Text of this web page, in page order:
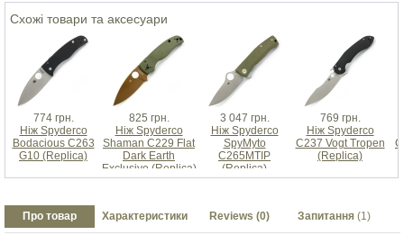
Схожі товари та аксесуари
774 грн.
Ніж Spyderco
Bodacious C263
G10 (Replica)
825 грн.
Ніж Spyderco
Shaman C229 Flat
Dark Earth
Exclusive (Replica)
3 047 грн.
Ніж Spyderco
SpyMyto
C265MTIP
(Replica)
769 грн.
Ніж Spyderco
C237 Vogt Tropen
(Replica)
Про товар Характеристики Reviews (0) Запитання (1)